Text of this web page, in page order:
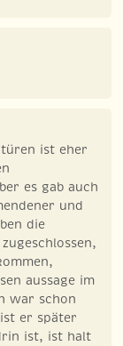
ist eher
es gab auch
und
die
aussage im
war schon
er später
ist, ist halt